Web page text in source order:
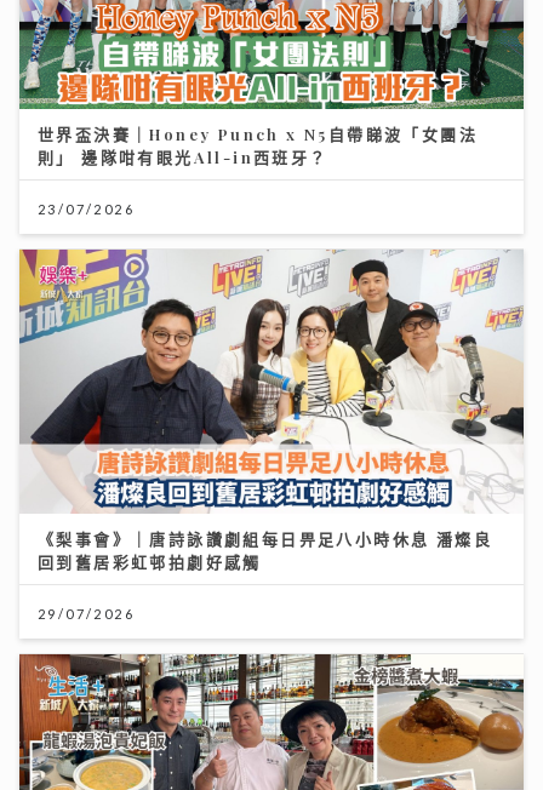
世界盃決賽｜Honey Punch x N5自帶睇波「女團法
則」 邊隊咁有眼光All-in西班牙？
23/07/2026
《梨事會》｜唐詩詠讚劇組每日畀足八小時休息 潘燦良
回到舊居彩虹邨拍劇好感觸
29/07/2026